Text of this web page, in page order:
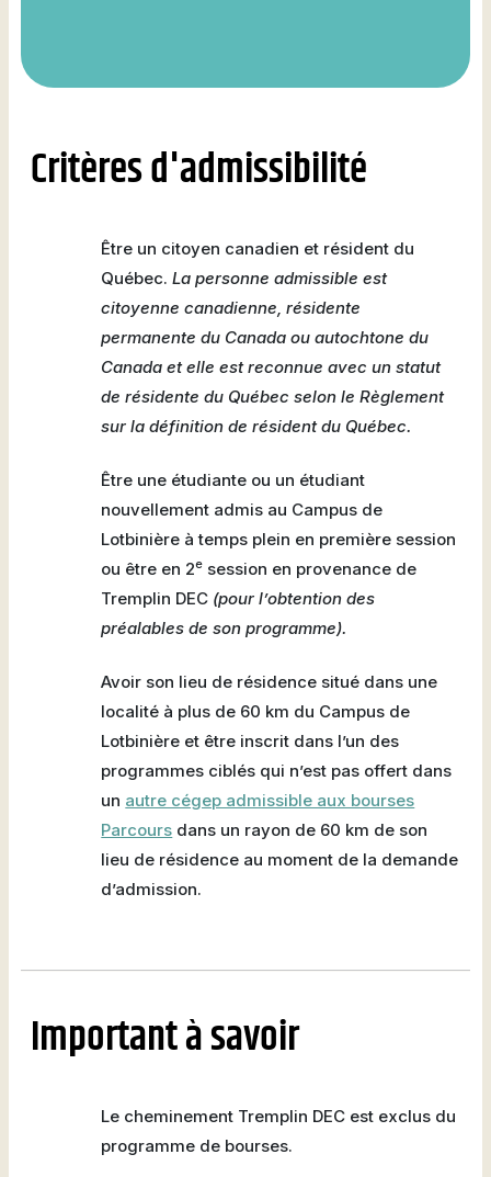
Critères d'admissibilité
Être un citoyen canadien et résident du
Québec.La personne admissible est
citoyenne canadienne, résidente
permanente du Canada ou autochtone du
Canada et elle est reconnue avec un statut
de résidente du Québec selon le Règlement
sur la définition de résident du Québec.
Être une étudiante ou un étudiant
nouvellement admis au Campus de
Lotbinière à temps plein en première session
ou être en 2e session en provenance de
Tremplin DEC (pour l’obtention des
préalables de son programme).
Avoir son lieu de résidence situé dans une
localité à plus de 60 km du Campus de
Lotbinière et être inscrit dans l’un des
programmes ciblés qui n’est pas offert dans
un autre cégep admissible aux bourses
Parcours dans un rayon de 60 km de son
lieu de résidence au moment de la demande
d’admission.
Important à savoir
Le cheminement Tremplin DEC est exclus du
programme de bourses.